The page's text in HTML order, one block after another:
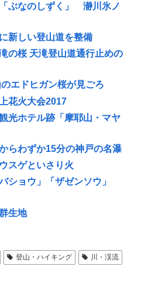
ぶなのしずく」 瀞川氷ノ
新しい登山道を整備
の桜 天滝登山道通行止めの
エドヒガン桜が見ごろ
花火大会2017
光ホテル跡「摩耶山・マヤ
らわずか15分の神戸の名瀑
スゲといさり火
ショウ」「ザゼンソウ」
生地
登山・ハイキング
川・渓流